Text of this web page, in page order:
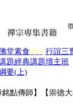
堂素食顯化行誼三
題經典講題壇主班
要(上)
點傳師】【崇德